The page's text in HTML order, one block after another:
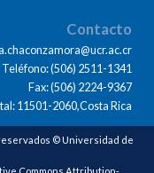
Contacto
Teléfono: (506) 2511-1341
Fax: (506) 2224-9367
11501-2060,Costa Rica
© Universidad de